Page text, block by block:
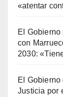
«atentar
El
con
2030:
El
Justicia por